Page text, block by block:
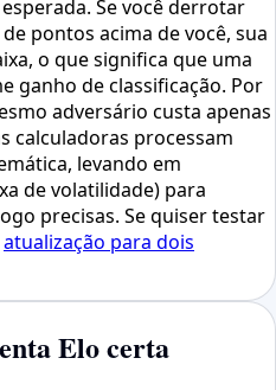
Se você derrotar
pontos acima de você, sua
o que significa que uma
ganho de classificação. Por
adversário custa apenas
calculadoras processam
levando em
de volatilidade) para
precisas. Se quiser testar
atualização para dois
Elo certa